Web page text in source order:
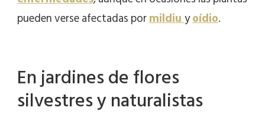
pueden verse afectadas pormildiuyoídio.
En jardines de flores
silvestres y naturalistas